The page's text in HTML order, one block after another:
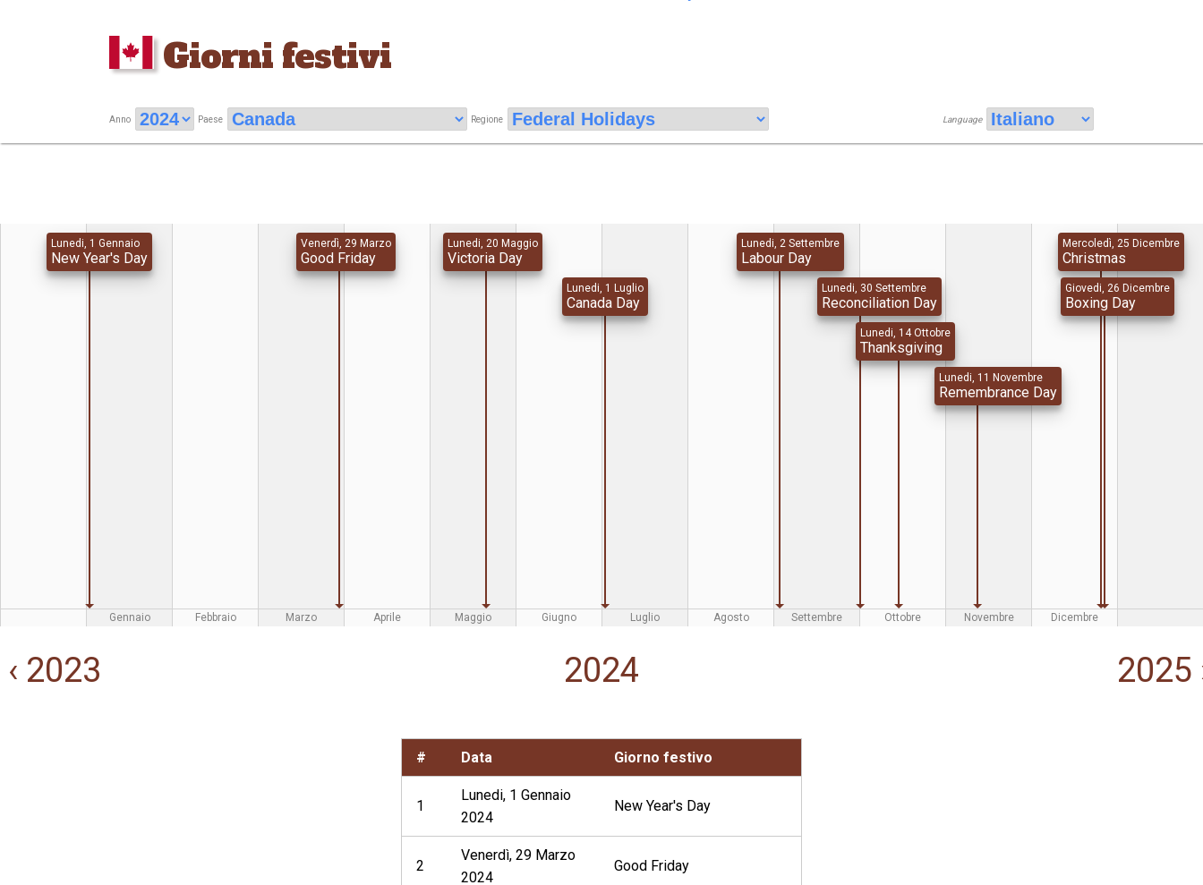
Giorni festivi
Anno Paese Regione Language
Lunedi, 1 Gennaio
New Year's Day
Venerdì, 29 Marzo
Good Friday
Lunedi, 20 Maggio
Victoria Day
Lunedi, 1 Luglio
Canada Day
Lunedi, 2 Settembre
Labour Day
Lunedi, 30 Settembre
Reconciliation Day
Lunedi, 14 Ottobre
Thanksgiving
Lunedi, 11 Novembre
Remembrance Day
Mercoledì, 25 Dicembre
Christmas
Giovedi, 26 Dicembre
Boxing Day
Gennaio Febbraio Marzo Aprile Maggio Giugno Luglio Agosto Settembre Ottobre Novembre Dicembre
‹ 2023 2024 2025
# Data Giorno festivo
1
Lunedi, 1 Gennaio
2024
New Year's Day
2
Venerdì, 29 Marzo
2024
Good Friday